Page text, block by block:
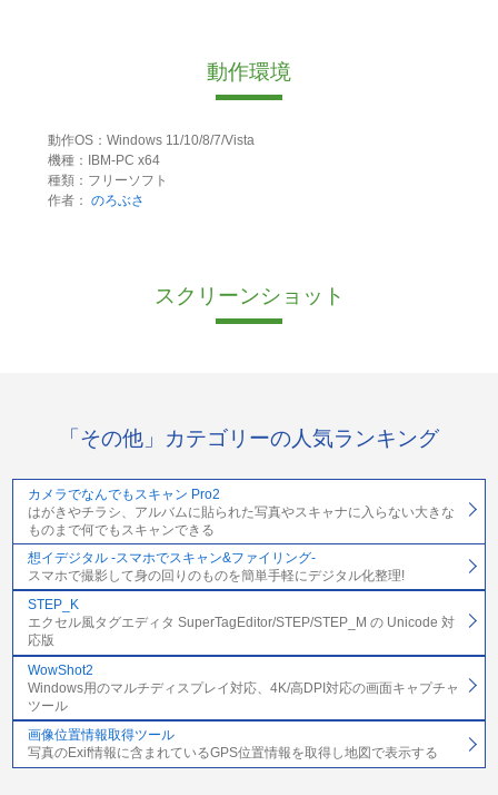
動作環境
動作OS：Windows 11/10/8/7/Vista
機種：IBM-PC x64
種類：フリーソフト
作者： のろぶさ
スクリーンショット
「その他」カテゴリーの人気ランキング
カメラでなんでもスキャン Pro2
はがきやチラシ、アルバムに貼られた写真やスキャナに入らない大きな
ものまで何でもスキャンできる
想イデジタル -スマホでスキャン&ファイリング-
スマホで撮影して身の回りのものを簡単手軽にデジタル化整理!
STEP_K
エクセル風タグエディタ SuperTagEditor/STEP/STEP_M の Unicode 対
応版
WowShot2
Windows用のマルチディスプレイ対応、4K/高DPI対応の画面キャプチャ
ツール
画像位置情報取得ツール
写真のExif情報に含まれているGPS位置情報を取得し地図で表示する